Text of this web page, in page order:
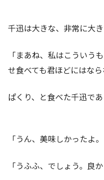
千迅は大きな、非常に大
「まあね、私はこういう
せ食べても君ほどにはな
ぱくり、と食べた千迅で
「うん、美味しかったよ
「うふふ、でしょう。良か